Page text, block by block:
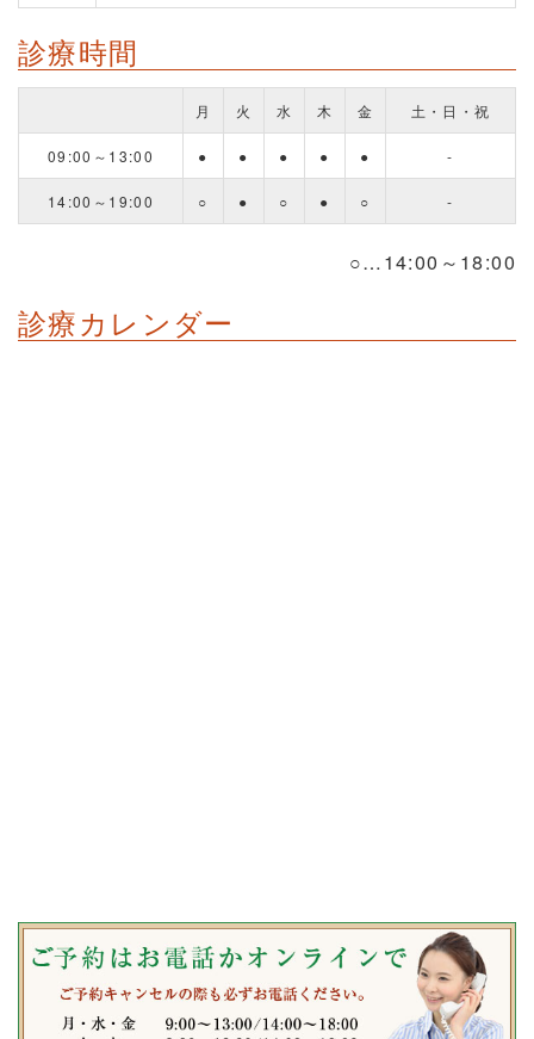
診療時間
月 火 水 木 金 土・日・祝
09:00～13:00 ● ● ● ● ● -
14:00～19:00 ○ ● ○ ● ○ -
○…14:00～18:00
診療カレンダー